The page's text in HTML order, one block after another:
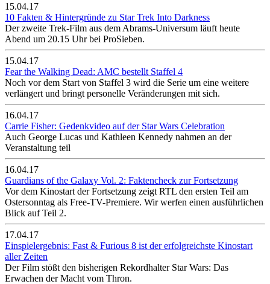
15.04.17
10 Fakten & Hintergründe zu Star Trek Into Darkness
Der zweite Trek-Film aus dem Abrams-Universum läuft heute
Abend um 20.15 Uhr bei ProSieben.
15.04.17
Fear the Walking Dead: AMC bestellt Staffel 4
Noch vor dem Start von Staffel 3 wird die Serie um eine weitere
verlängert und bringt personelle Veränderungen mit sich.
16.04.17
Carrie Fisher: Gedenkvideo auf der Star Wars Celebration
Auch George Lucas und Kathleen Kennedy nahmen an der
Veranstaltung teil
16.04.17
Guardians of the Galaxy Vol. 2: Faktencheck zur Fortsetzung
Vor dem Kinostart der Fortsetzung zeigt RTL den ersten Teil am
Ostersonntag als Free-TV-Premiere. Wir werfen einen ausführlichen
Blick auf Teil 2.
17.04.17
Einspielergebnis: Fast & Furious 8 ist der erfolgreichste Kinostart
aller Zeiten
Der Film stößt den bisherigen Rekordhalter Star Wars: Das
Erwachen der Macht vom Thron.